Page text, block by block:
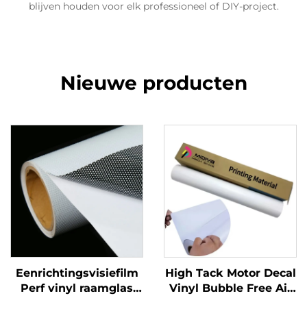
blijven houden voor elk professioneel of DIY-project.
Nieuwe producten
Eenrichtingsvisiefilm
Perf vinyl raamglas
High Tack Motor Decal
Vinyl Bubble Free Air